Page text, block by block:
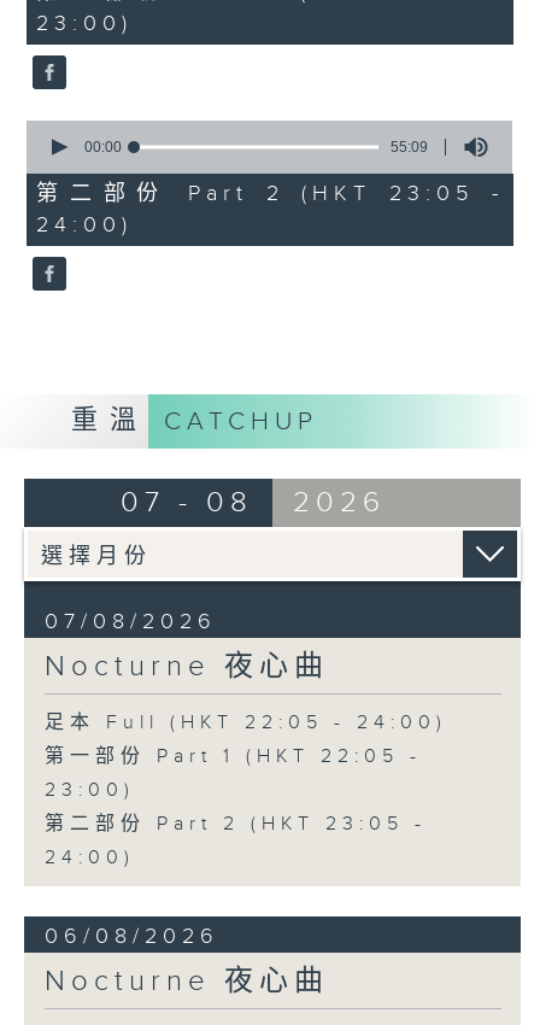
10
seconds
23:00)
seconds
55
minutes,
9
seconds
00:00 55:09
第二部份 Part 2 (HKT 23:05 -
24:00)
重溫 CATCHUP
07 - 08 2026
07/08/2026
Nocturne 夜心曲
足本 Full (HKT 22:05 - 24:00)
第一部份 Part 1 (HKT 22:05 -
23:00)
第二部份 Part 2 (HKT 23:05 -
24:00)
06/08/2026
Nocturne 夜心曲